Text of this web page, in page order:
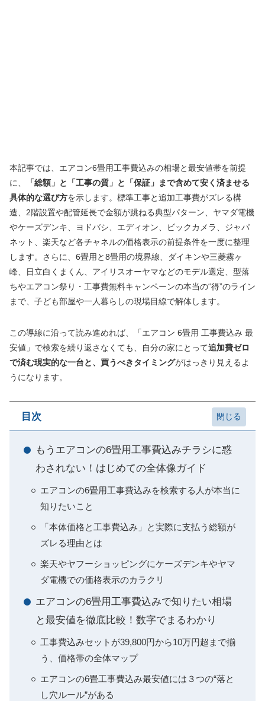
本記事では、エアコン6畳用工事費込みの相場と最安値帯を前提
に、
「総額」と「工事の質」と「保証」まで含めて安く済ませる
具体的な選び方を示します。標準工事と追加工事費がズレる構
造、2階設置や配管延長で金額が跳ねる典型パターン、ヤマダ電機
やケーズデンキ、ヨドバシ、エディオン、ビックカメラ、ジャパ
ネット、楽天など各チャネルの価格表示の前提条件を一度に整理
します。さらに、6畳用と8畳用の境界線、ダイキンや三菱霧ヶ
峰、日立白くまくん、アイリスオーヤマなどのモデル選定、型落
ちやエアコン祭り・工事費無料キャンペーンの本当の“得”のライン
まで、子ども部屋や一人暮らしの現場目線で解体します。
この導線に沿って読み進めれば、「エアコン 6畳用 工事費込み 最
安値」で検索を繰り返さなくても、自分の家にとって追加費ゼロ
で済む現実的な一台と、買うべきタイミングがはっきり見えるよ
うになります。
目次
もうエアコンの6畳用工事費込みチラシに惑
わされない！はじめての全体像ガイド
エアコンの6畳用工事費込みを検索する人が本当に
知りたいこと
「本体価格と工事費込み」と実際に支払う総額が
ズレる理由とは
楽天やヤフーショッピングにケーズデンキやヤマ
ダ電機での価格表示のカラクリ
エアコンの6畳用工事費込みで知りたい相場
と最安値を徹底比較！数字でまるわかり
工事費込みセットが39,800円から10万円超まで揃
う、価格帯の全体マップ
エアコンの6畳工事費込み最安値には３つの“落と
し穴ルール”がある